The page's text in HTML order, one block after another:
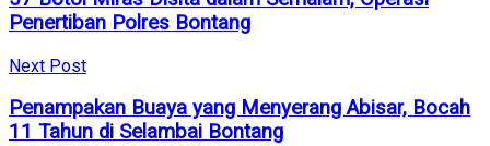
Penertiban Polres Bontang
Next Post
Penampakan Buaya yang Menyerang Abisar, Bocah
11 Tahun di Selambai Bontang